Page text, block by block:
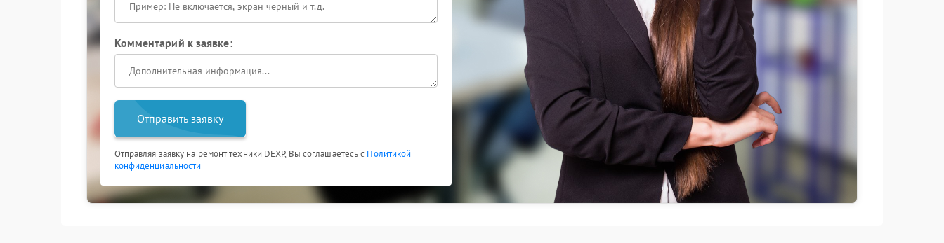
Комментарий к заявке:
Отправить заявку
Отправляя заявку на ремонт техники DEXP, Вы соглашаетесь с Политикой
конфиденциальности